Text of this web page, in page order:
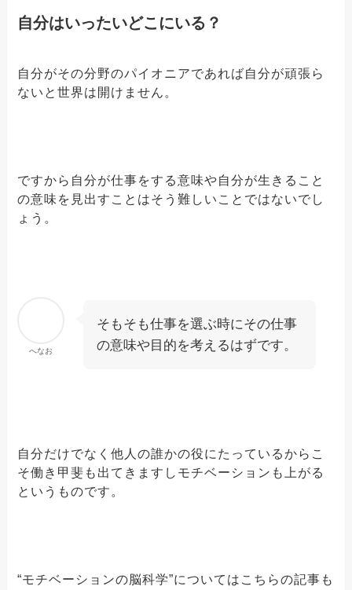
自分はいったいどこにいる？
自分がその分野のパイオニアであれば自分が頑張ら
ないと世界は開けません。
ですから自分が仕事をする意味や自分が生きること
の意味を見出すことはそう難しいことではないでし
ょう。
へなお
そもそも仕事を選ぶ時にその仕事
の意味や目的を考えるはずです。
自分だけでなく他人の誰かの役にたっているからこ
そ働き甲斐も出てきますしモチベーションも上がる
というものです。
“モチベーションの脳科学”についてはこちらの記事も